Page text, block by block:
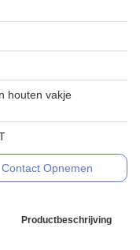
houten vakje
Contact Opnemen
Productbeschrijving